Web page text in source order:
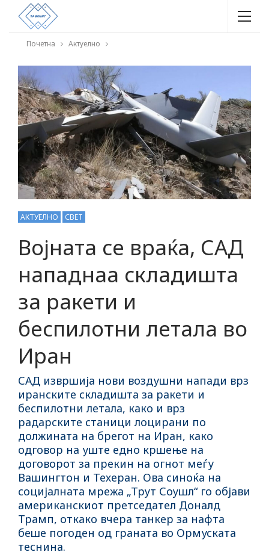
Почетна Актуелно
АКТУЕЛНО СВЕТ
Војната се враќа, САД
нападнаа складишта
за ракети и
беспилотни летала во
Иран
САД извршија нови воздушни напади врз
иранските складишта за ракети и
беспилотни летала, како и врз
радарските станици лоцирани по
должината на брегот на Иран, како
одговор на уште едно кршење на
договорот за прекин на огнот меѓу
Вашингтон и Техеран. Ова синоќа на
социјалната мрежа „Трут Соушл“ го објави
американскиот претседател Доналд
Трамп, откако вчера танкер за нафта
беше погоден од граната во Ормуската
теснина.